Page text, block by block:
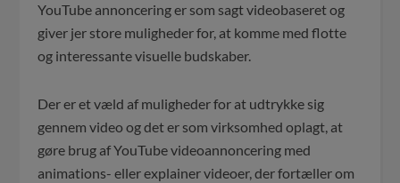
YouTube annoncering er som sagt videobaseret og
giver jer store muligheder for, at komme med flotte
og interessante visuelle budskaber.
Der er et væld af muligheder for at udtrykke sig
gennem video og det er som virksomhed oplagt, at
gøre brug af YouTube videoannoncering med
animations- eller explainer videoer, der fortæller om